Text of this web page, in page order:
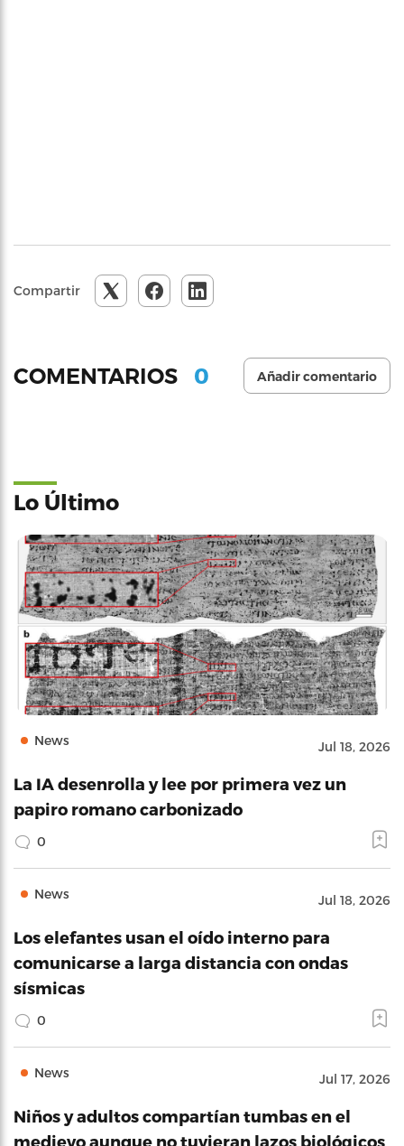
Compartir
COMENTARIOS 0 Añadir comentario
Lo Último
News Jul 18, 2026
La IA desenrolla y lee por primera vez un
papiro romano carbonizado
0
News Jul 18, 2026
Los elefantes usan el oído interno para
comunicarse a larga distancia con ondas
sísmicas
0
News Jul 17, 2026
Niños y adultos compartían tumbas en el
medievo aunque no tuvieran lazos biológicos